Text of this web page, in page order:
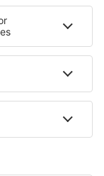
Nicaragua